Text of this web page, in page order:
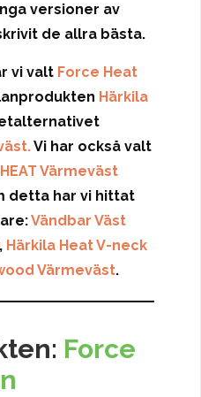
versioner av
de allra bästa.
vi valt Force Heat
Härkila
Vi har också valt
Värmeväst
detta har vi hittat
Vändbar Väst
, Härkila Heat V-neck
Värmeväst.
Force